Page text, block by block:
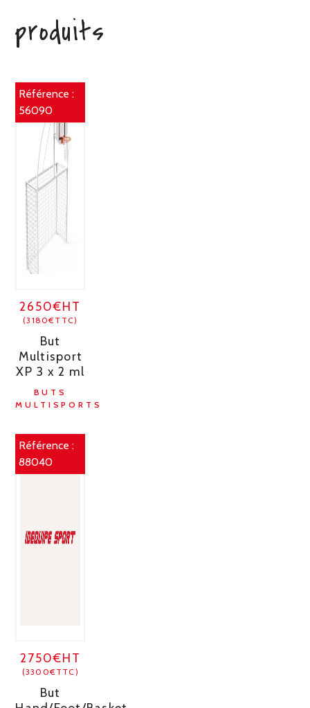
produits
Référence :
56090
2650€HT
(3180€TTC)
But
Multisport
XP 3 x 2 ml
BUTS
MULTISPORTS
Référence :
88040
2750€HT
(3300€TTC)
But